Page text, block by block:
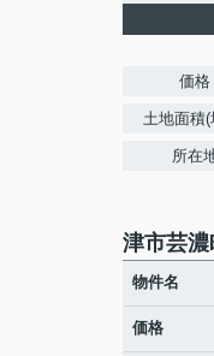
価格
土地面積(
所在
津市芸
物件名
価格